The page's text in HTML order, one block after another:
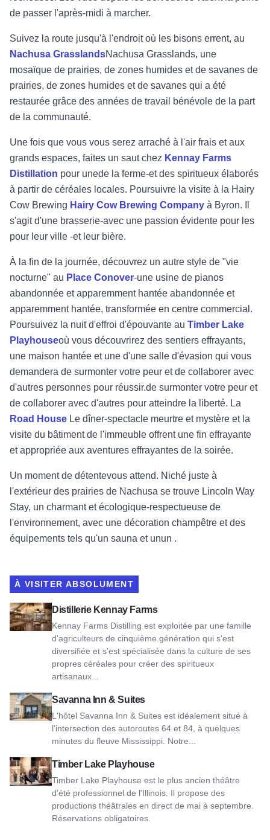
de passer l'après-midi à marcher.
Suivez la route jusqu'à l'endroit où les bisons errent, au
Nachusa GrasslandsNachusa Grasslands, une
mosaïque de prairies, de zones humides et de savanes de
prairies, de zones humides et de savanes qui a été
restaurée grâce des années de travail bénévole de la part
de la communauté.
Une fois que vous vous serez arraché à l'air frais et aux
grands espaces, faites un saut chez Kennay Farms
Distillation pour unede la ferme-et des spiritueux élaborés
à partir de céréales locales. Poursuivre la visite à la Hairy
Cow Brewing Hairy Cow Brewing Company à Byron. Il
s'agit d'une brasserie-avec une passion évidente pour les
pour leur ville -et leur bière.
À la fin de la journée, découvrez un autre style de "vie
nocturne" au Place Conover-une usine de pianos
abandonnée et apparemment hantée abandonnée et
apparemment hantée, transformée en centre commercial.
Poursuivez la nuit d'effroi d'épouvante au Timber Lake
Playhouseoù vous découvrirez des sentiers effrayants,
une maison hantée et une d'une salle d'évasion qui vous
demandera de surmonter votre peur et de collaborer avec
d'autres personnes pour réussir.de surmonter votre peur et
de collaborer avec d'autres pour atteindre la liberté. La
Road House Le dîner-spectacle meurtre et mystère et la
visite du bâtimentde l'immeuble offrent une fin effrayante
et appropriée aux aventures effrayantes de la soirée.
Un moment de détentevous attend. Niché juste à
l'extérieur des prairies de Nachusa se trouve Lincoln Way
Stay, un charmant et écologique-respectueuse de
l'environnement, avec une décoration champêtre et des
équipements tels qu'un sauna et unun .
À VISITER ABSOLUMENT
Distillerie Kennay Farms
Kennay Farms Distilling est exploitée par une famille
d'agriculteurs de cinquième génération qui s'est
diversifiée et s'est spécialisée dans la culture de ses
propres céréales pour créer des spiritueux
artisanaux...
Voir Kennay Farms Distilling
Savanna Inn & Suites
L'hôtel Savanna Inn & Suites est idéalement situé à
l'intersection des autoroutes 64 et 84, à quelques
minutes du fleuve Mississippi. Notre...
Voir Savanna Inn & Suites
Timber Lake Playhouse
Timber Lake Playhouse est le plus ancien théâtre
d'été professionnel de l'Illinois. Il propose des
productions théâtrales en direct de mai à septembre.
Réservations obligatoires.
Voir Timber Lake Playhouse